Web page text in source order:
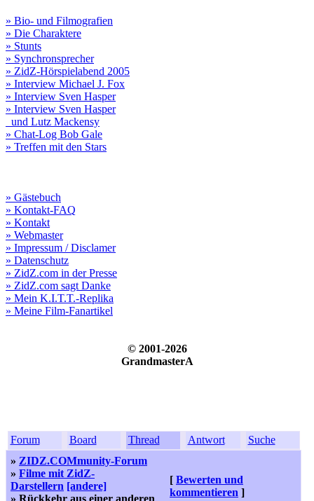
» Bio- und Filmografien
» Die Charaktere
» Stunts
» Synchronsprecher
» ZidZ-Hörspielabend 2005
» Interview Michael J. Fox
» Interview Sven Hasper
» Interview Sven Hasper
und Lutz Mackensy
» Chat-Log Bob Gale
» Treffen mit den Stars
» Gästebuch
» Kontakt-FAQ
» Kontakt
» Webmaster
» Impressum / Disclamer
» Datenschutz
» ZidZ.com in der Presse
» ZidZ.com sagt Danke
» Mein K.I.T.T.-Replika
» Meine Film-Fanartikel
© 2001-2026
GrandmasterA
Forum Board Thread Antwort
Suche
» ZIDZ.COMmunity-Forum
» Filme mit ZidZ-
Darstellern [andere]
» Rückkehr aus einer anderen
[ Bewerten und
kommentieren ]